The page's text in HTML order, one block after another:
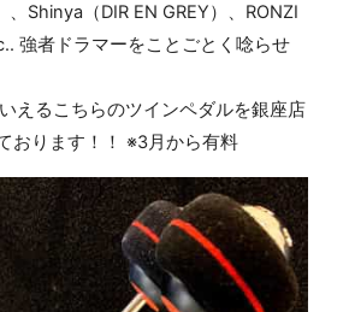
、Shinya（DIR EN GREY）、RONZI
強者ドラマーをことごとく唸らせ
えるこちらのツインペダルを銀座店
おります！！ ※3月から有料